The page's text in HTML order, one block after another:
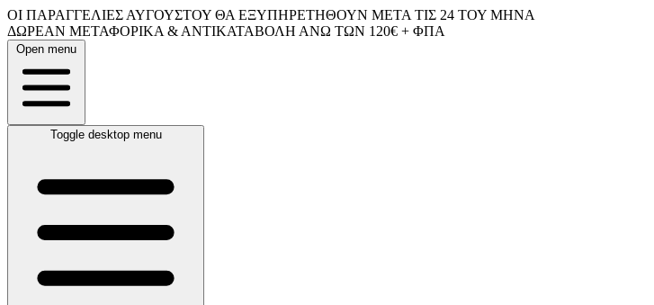
ΟΙ ΠΑΡΑΓΓΕΛΙΕΣ ΑΥΓΟΥΣΤΟΥ ΘΑ ΕΞΥΠΗΡΕΤΗΘΟΥΝ ΜΕΤΑ ΤΙΣ 24 ΤΟΥ ΜΗΝΑ
ΔΩΡΕΑΝ ΜΕΤΑΦΟΡΙΚΑ & ΑΝΤΙΚΑΤΑΒΟΛΗ ΑΝΩ ΤΩΝ 120€ + ΦΠΑ
Open menu
Toggle desktop menu